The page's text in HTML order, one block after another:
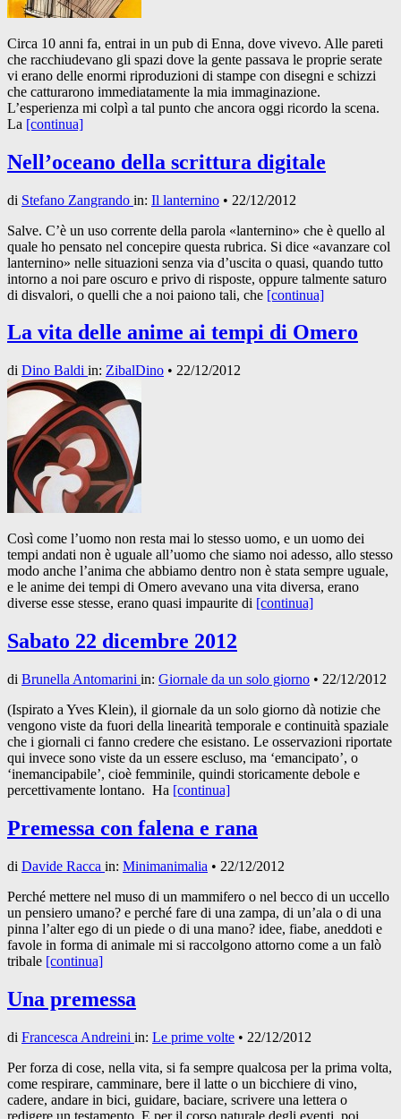
Circa 10 anni fa, entrai in un pub di Enna, dove vivevo. Alle pareti
che racchiudevano gli spazi dove la gente passava le proprie serate
vi erano delle enormi riproduzioni di stampe con disegni e schizzi
che catturarono immediatamente la mia immaginazione.
L’esperienza mi colpì a tal punto che ancora oggi ricordo la scena.
La [continua]
Nell’oceano della scrittura digitale
di Stefano Zangrando in: Il lanternino • 22/12/2012
Salve. C’è un uso corrente della parola «lanternino» che è quello al
quale ho pensato nel concepire questa rubrica. Si dice «avanzare col
lanternino» nelle situazioni senza via d’uscita o quasi, quando tutto
intorno a noi pare oscuro e privo di risposte, oppure talmente saturo
di disvalori, o quelli che a noi paiono tali, che [continua]
La vita delle anime ai tempi di Omero
di Dino Baldi in: ZibalDino • 22/12/2012
Così come l’uomo non resta mai lo stesso uomo, e un uomo dei
tempi andati non è uguale all’uomo che siamo noi adesso, allo stesso
modo anche l’anima che abbiamo dentro non è stata sempre uguale,
e le anime dei tempi di Omero avevano una vita diversa, erano
diverse esse stesse, erano quasi impaurite di [continua]
Sabato 22 dicembre 2012
di Brunella Antomarini in: Giornale da un solo giorno • 22/12/2012
(Ispirato a Yves Klein), il giornale da un solo giorno dà notizie che
vengono viste da fuori della linearità temporale e continuità spaziale
che i giornali ci fanno credere che esistano. Le osservazioni riportate
qui invece sono viste da un essere escluso, ma ‘emancipato’, o
‘inemancipabile’, cioè femminile, quindi storicamente debole e
percettivamente lontano. Ha [continua]
Premessa con falena e rana
di Davide Racca in: Minimanimalia • 22/12/2012
Perché mettere nel muso di un mammifero o nel becco di un uccello
un pensiero umano? e perché fare di una zampa, di un’ala o di una
pinna l’alter ego di un piede o di una mano? idee, fiabe, aneddoti e
favole in forma di animale mi si raccolgono attorno come a un falò
tribale [continua]
Una premessa
di Francesca Andreini in: Le prime volte • 22/12/2012
Per forza di cose, nella vita, si fa sempre qualcosa per la prima volta,
come respirare, camminare, bere il latte o un bicchiere di vino,
cadere, andare in bici, guidare, baciare, scrivere una lettera o
redigere un testamento. E per il corso naturale degli eventi, poi,